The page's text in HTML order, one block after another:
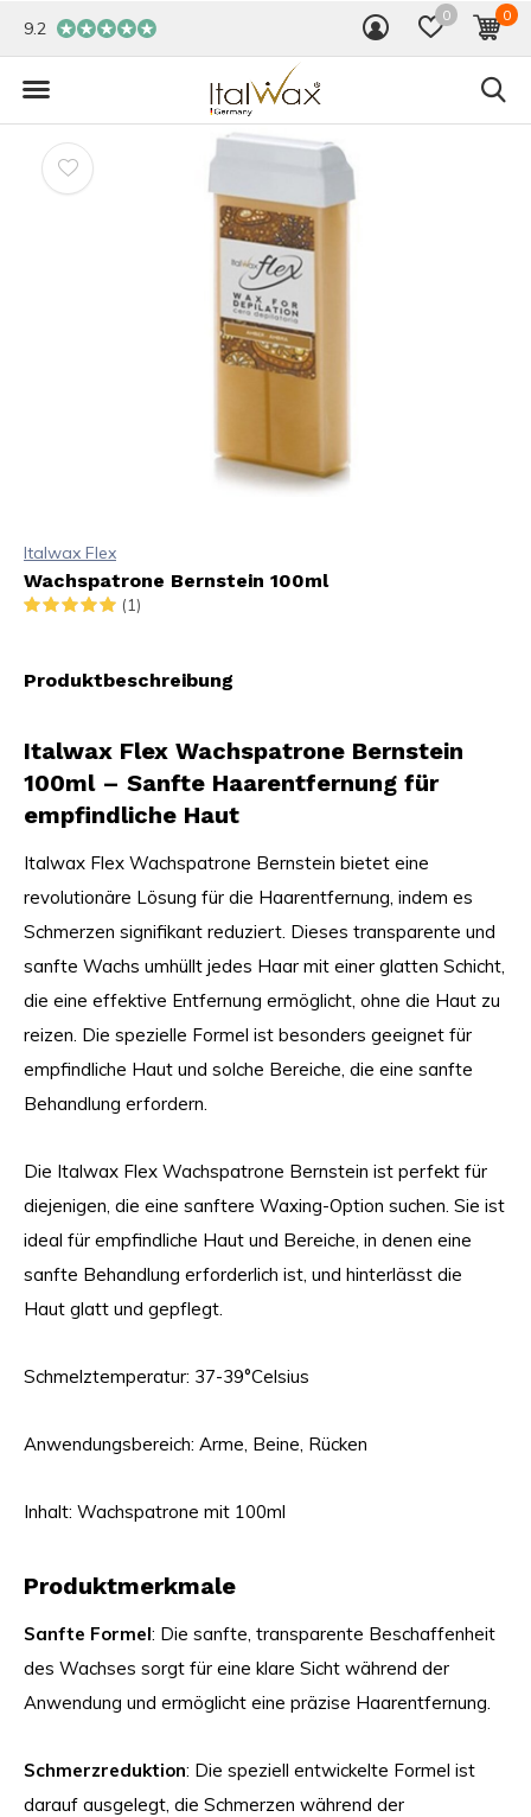
0 0
9.2
Italwax Flex
Wachspatrone Bernstein 100ml
(1)
Produktbeschreibung
Italwax Flex Wachspatrone Bernstein
100ml – Sanfte Haarentfernung für
empfindliche Haut
Italwax Flex Wachspatrone Bernstein bietet eine
revolutionäre Lösung für die Haarentfernung, indem es
Schmerzen signifikant reduziert. Dieses transparente und
sanfte Wachs umhüllt jedes Haar mit einer glatten Schicht,
die eine effektive Entfernung ermöglicht, ohne die Haut zu
reizen. Die spezielle Formel ist besonders geeignet für
empfindliche Haut und solche Bereiche, die eine sanfte
Behandlung erfordern.
Die Italwax Flex Wachspatrone Bernstein ist perfekt für
diejenigen, die eine sanftere Waxing-Option suchen. Sie ist
ideal für empfindliche Haut und Bereiche, in denen eine
sanfte Behandlung erforderlich ist, und hinterlässt die
Haut glatt und gepflegt.
Schmelztemperatur: 37-39°Celsius
Anwendungsbereich: Arme, Beine, Rücken
Inhalt: Wachspatrone mit 100ml
Produktmerkmale
Sanfte Formel: Die sanfte, transparente Beschaffenheit
des Wachses sorgt für eine klare Sicht während der
Anwendung und ermöglicht eine präzise Haarentfernung.
Schmerzreduktion: Die speziell entwickelte Formel ist
darauf ausgelegt, die Schmerzen während der